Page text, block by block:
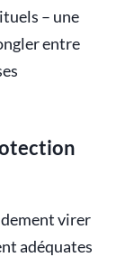
– une
entre
virer
adéquates